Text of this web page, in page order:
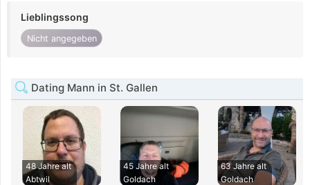
Lieblingssong
Nicht angegeben
Dating Mann in St. Gallen
48 Jahre alt
Abtwil
45 Jahre alt
Goldach
63 Jahre alt
Goldach